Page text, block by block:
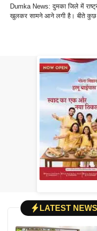
Dumka News: दुमका जिले में
खुलकर सामने आने लगी है। बीते कुछ
LATEST NEWS